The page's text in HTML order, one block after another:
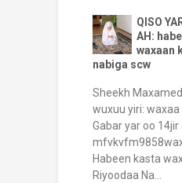
QISO
AH:
waxaan
nabiga scw
Sheekh
wuxuu yiri:
Gabar yar oo 14jir
Habeen kasta
Riyoodaa Na...